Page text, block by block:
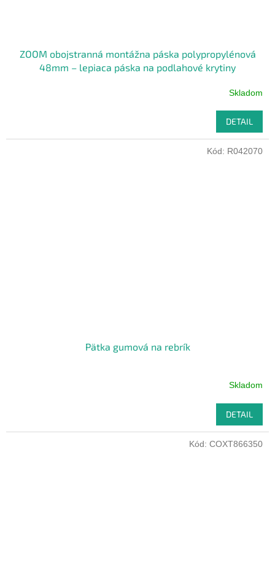
ZOOM obojstranná montážna páska polypropylénová
48mm – lepiaca páska na podlahové krytiny
Skladom
DETAIL
Pätka gumová na rebrík
Skladom
DETAIL
Kód: R042070
Kód: COXT866350